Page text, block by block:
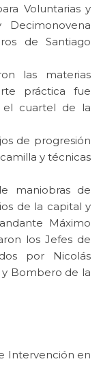
Voluntarias y
de Santiago
las materias
práctica fue
el cuartel de la
de progresión
y técnicas
maniobras de
de la capital y
Máximo
los Jefes de
por Nicolás
y Bombero de la
Intervención en